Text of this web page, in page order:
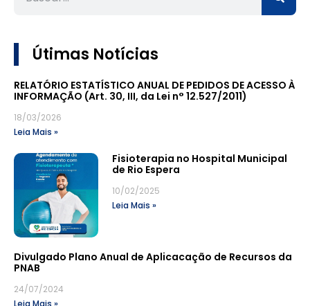
Útimas Notícias
RELATÓRIO ESTATÍSTICO ANUAL DE PEDIDOS DE ACESSO À
INFORMAÇÃO (Art. 30, III, da Lei n° 12.527/2011)
18/03/2026
Leia Mais »
Fisioterapia no Hospital Municipal
de Rio Espera
10/02/2025
Leia Mais »
Divulgado Plano Anual de Aplicacação de Recursos da
PNAB
24/07/2024